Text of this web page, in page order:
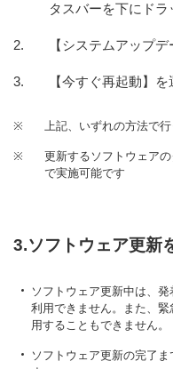
タスバーを下にドラ
【システムアップ
【今すぐ再起動】を
※ 上記、いずれの方法で
※
更新するソフトウェア
で実施可能です
3.ソフトウェア更新
ソフトウェア更新中は、
利用できません。また、緊
用することもできません。
ソフトウェア更新の完了